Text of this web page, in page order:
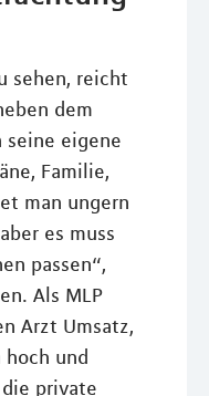
sehen, reicht
dem
seine eigene
Familie,
man ungern
es muss
passen“,
Als MLP
Arzt Umsatz,
und
private